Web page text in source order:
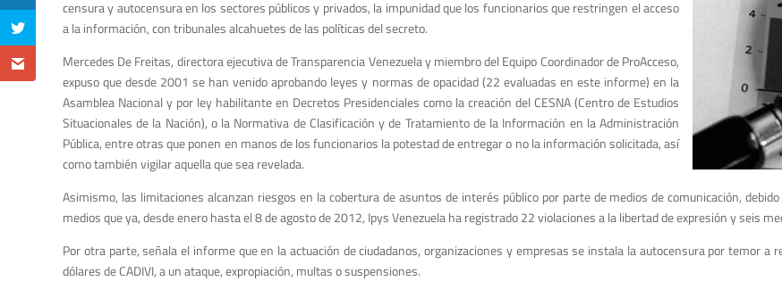
censura y autocensura en los sectores públicos y privados, la impunidad que los funcionarios que restringen el acceso
a la información, con tribunales alcahuetes de las políticas del secreto.
Mercedes De Freitas, directora ejecutiva de Transparencia Venezuela y miembro del Equipo Coordinador de ProAcceso,
expuso que desde 2001 se han venido aprobando leyes y normas de opacidad (22 evaluadas en este informe) en la
Asamblea Nacional y por ley habilitante en Decretos Presidenciales como la creación del CESNA (Centro de Estudios
Situacionales de la Nación), o la Normativa de Clasificación y de Tratamiento de la Información en la Administración
Pública, entre otras que ponen en manos de los funcionarios la potestad de entregar o no la información solicitada, así
como también vigilar aquella que sea revelada.
Asimismo, las limitaciones alcanzan riesgos en la cobertura de asuntos de interés público por parte de medios de comunicación,
medios que ya, desde enero hasta el 8 de agosto de 2012, Ipys Venezuela ha registrado 22 violaciones a la libertad de expresión y seis
Por otra parte, señala el informe que en la actuación de ciudadanos, organizaciones y empresas se instala la autocensura por temor a
dólares de CADIVI, a un ataque, expropiación, multas o suspensiones.